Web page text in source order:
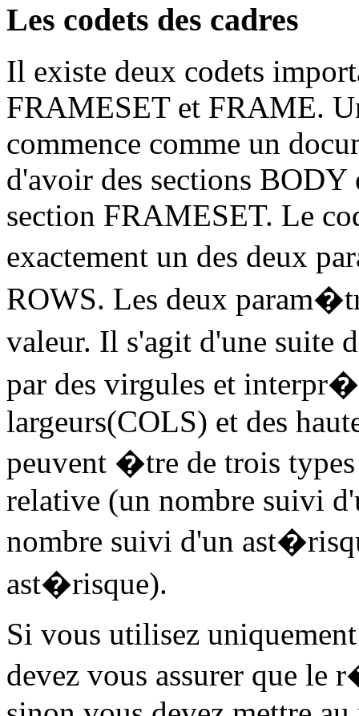
Les codets des cadres
Il existe deux codets
FRAMESET et FRAME.
commence comme un
d'avoir des sections
section FRAMESET. Le
exactement un des deux
ROWS. Les deux
valeur. Il s'agit d'une suite
par des virgules et
largeurs(COLS) et des
peuvent �tre de trois
relative (un nombre suivi
nombre suivi d'un
ast�risque).
Si vous utilisez
devez vous assurer que le